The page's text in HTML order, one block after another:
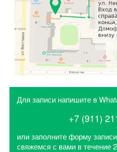
Для записи напишите в
+7 (911)
или заполните форму
свяжемся с вами в течение